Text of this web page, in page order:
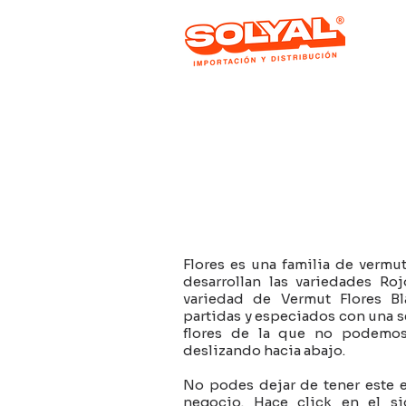
Flores es una familia de
desarrollan las variedades
variedad de Vermut Flores
partidas y especiados con una
flores de la que no
deslizando hacia abajo.
No podes dejar de tener este
negocio. Hace click en el